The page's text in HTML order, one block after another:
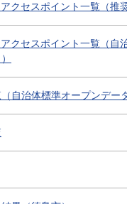
クセスポイント一覧（推
クセスポイント一覧（自
自治体標準オープンデー